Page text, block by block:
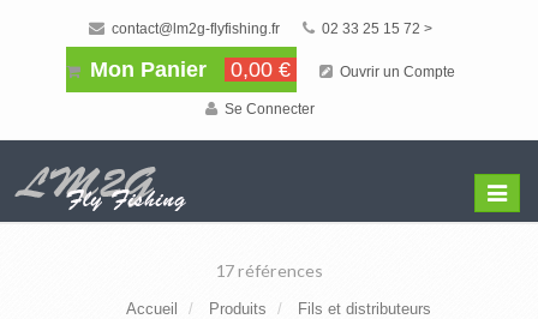
contact@lm2g-flyfishing.fr 02 33 25 15 72 >
Mon Panier 0,00 € Ouvrir un Compte
Se Connecter
Menu
17 références
Accueil Produits
Fils et distributeurs